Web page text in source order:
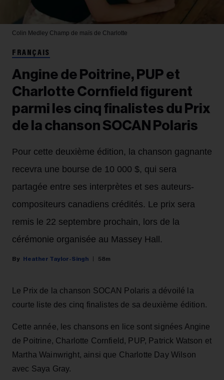
Colin Medley Champ de maïs de Charlotte
FRANÇAIS
Angine de Poitrine, PUP et
Charlotte Cornfield figurent
parmi les cinq finalistes du Prix
de la chanson SOCAN Polaris
Pour cette deuxième édition, la chanson gagnante
recevra une bourse de 10 000 $, qui sera
partagée entre ses interprètes et ses auteurs-
compositeurs canadiens crédités. Le prix sera
remis le 22 septembre prochain, lors de la
cérémonie organisée au Massey Hall.
Heather Taylor-Singh 58m
Le Prix de la chanson SOCAN Polaris a dévoilé la
courte liste des cinq finalistes de sa deuxième édition.
Cette année, les chansons en lice sont signées Angine
de Poitrine, Charlotte Cornfield, PUP, Patrick Watson et
Martha Wainwright, ainsi que Charlotte Day Wilson
avec Saya Gray.